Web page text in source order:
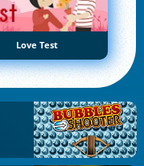
Love Test